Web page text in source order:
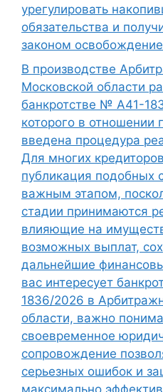
урегулировать
обязательства и
законом
В производстве
Московской области
банкротстве № А41-
которого в отношении
введена процедура
Для многих
публикация подобных
важным этапом,
стадии принимаются
влияющие на
возможных выплат,
дальнейшие
вас интересует
1836/2026 в
области, важно
своевременное
сопровождение
серьезных ошибок и
максимально